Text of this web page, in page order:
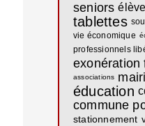
seniors
tablettes
vie économique
professionnels
exonération
associations
éducation
commune
stationnement